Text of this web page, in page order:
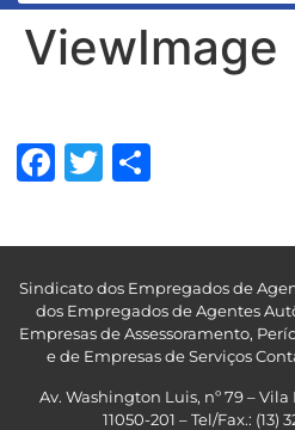
ViewImage
Facebook
Twitter
Sindicato dos Empregados de
dos Empregados de Agentes
Empresas de Assessoramento,
e de Empresas de Serviços
Av. Washington Luis, nº 79 – Vila
11050-201 – Tel/Fax.: (13)